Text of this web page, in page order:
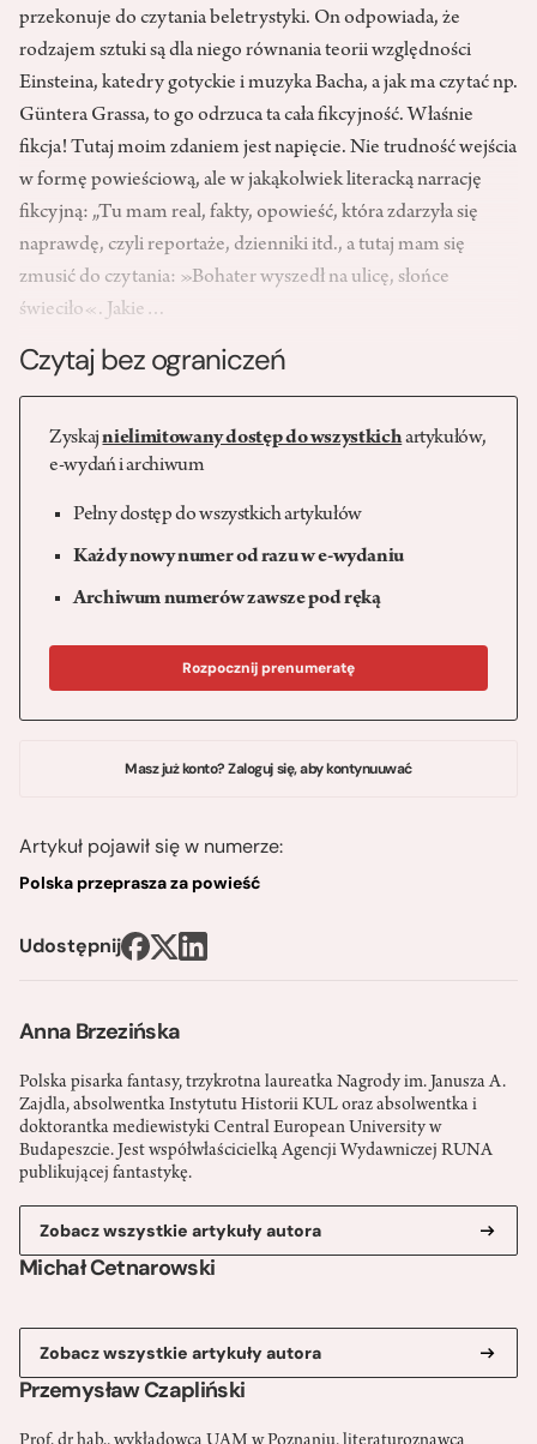
Anna Brzezińska
Polska pisarka fantasy, trzykrotna laureatka Nagrody im. Janusza A.
Zajdla, absolwentka Instytutu Historii KUL oraz absolwentka i
doktorantka mediewistyki Central European University w
Budapeszcie. Jest współwłaścicielką Agencji Wydawniczej RUNA
publikującej fantastykę.
Zobacz wszystkie artykuły autora
Michał Cetnarowski
Zobacz wszystkie artykuły autora
Przemysław Czapliński
przekonuje do czytania beletrystyki. On odpowiada, że
rodzajem sztuki są dla niego równania teorii względności
Einsteina, katedry gotyckie i muzyka Bacha, a jak ma czytać np.
Güntera Grassa, to go odrzuca ta cała fikcyjność. Właśnie
fikcja! Tutaj moim zdaniem jest napięcie. Nie trudność wejścia
w formę powieściową, ale w jakąkolwiek literacką narrację
fikcyjną: „Tu mam real, fakty, opowieść, która zdarzyła się
naprawdę, czyli reportaże, dzienniki itd., a tutaj mam się
zmusić do czytania: »Bohater wyszedł na ulicę, słońce
świeciło«. Jakie…
Czytaj bez ograniczeń
Zyskajnielimitowany dostęp do wszystkichartykułów,
e-wydań i archiwum
Pełny dostęp do wszystkich artykułów
Każdy nowy numer od razu w e-wydaniu
Archiwum numerów zawsze pod ręką
Rozpocznij prenumeratę
Masz już konto? Zaloguj się, aby kontynuuwać
Artykuł pojawił się w numerze:
Polska przeprasza za powieść
Udostępnij